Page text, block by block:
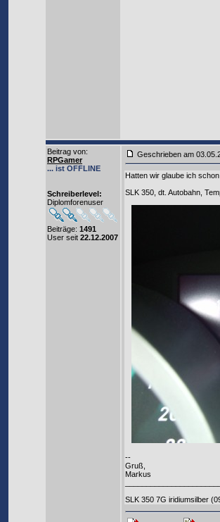
Beitrag von:
RPGamer
... ist OFFLINE
Schreiberlevel:
Diplomforenuser
Beiträge: 1491
User seit 22.12.2007
Geschrieben am
Hatten wir glaube ich
SLK 350, dt. Autobahn,
--
Gruß,
Markus
SLK 350 7G iridiumsilber